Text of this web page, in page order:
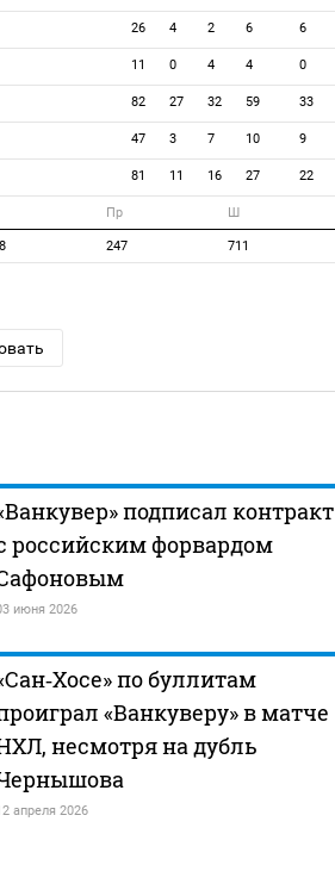
26 4 2 6 6
11 0 4 4 0
82 27 32 59 33
47 3 7 10 9
81 11 16 27 22
Пр Ш
247 711
подписал контракт
российским форвардом
июня 2026
по буллитам
«Ванкуверу» в матче
несмотря на дубль
апреля 2026